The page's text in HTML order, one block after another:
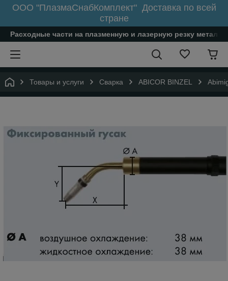
ООО "ПлазмаСнабКомплект" Доставка по всей
стране
Расходные части на плазменную и лазерную резку
Товары и услуги Сварка ABICOR BINZEL